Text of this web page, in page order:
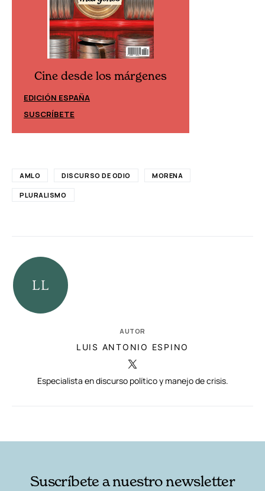
Cine desde los márgenes
EDICIÓN ESPAÑA
SUSCRÍBETE
AMLO DISCURSO DE ODIO MORENA
PLURALISMO
AUTOR
LUIS ANTONIO ESPINO
Especialista en discurso político y manejo de crisis.
Suscríbete a nuestro newsletter